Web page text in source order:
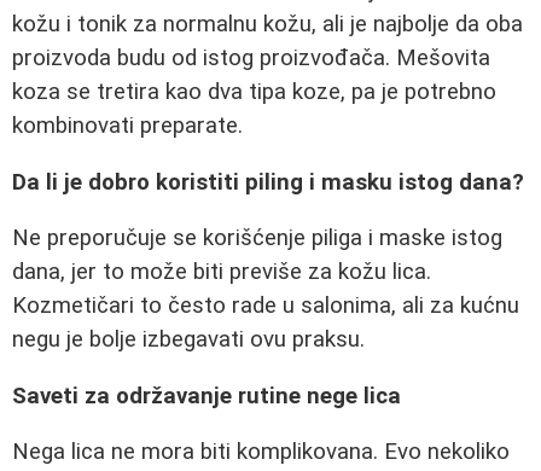
kožu i tonik za normalnu kožu, ali je najbolje da oba
proizvoda budu od istog proizvođača. Mešovita
koza se tretira kao dva tipa koze, pa je potrebno
kombinovati preparate.
Da li je dobro koristiti piling i masku istog dana?
Ne preporučuje se korišćenje piliga i maske istog
dana, jer to može biti previše za kožu lica.
Kozmetičari to često rade u salonima, ali za kućnu
negu je bolje izbegavati ovu praksu.
Saveti za održavanje rutine nege lica
Nega lica ne mora biti komplikovana. Evo nekoliko